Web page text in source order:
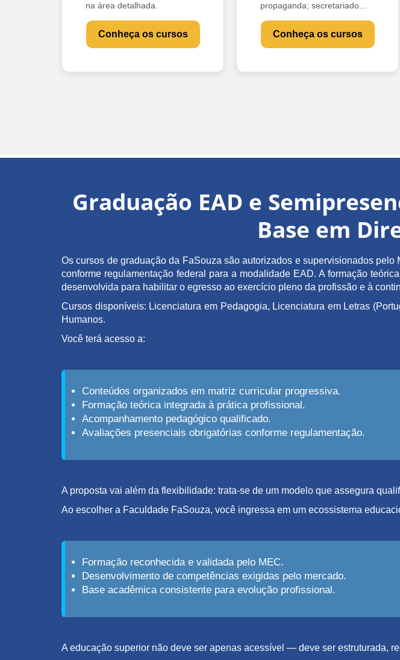
na área detalhada.
Conheça os cursos
propaganda; secretariado...
Conheça os cursos
Graduação EAD e
Base em
Os cursos de graduação da FaSouza são autorizados e supervisionados
conforme regulamentação federal para a modalidade EAD. A formação
desenvolvida para habilitar o egresso ao exercício pleno da profissão e à
Cursos disponíveis: Licenciatura em Pedagogia, Licenciatura em Letras
Humanos.
Você terá acesso a:
Conteúdos organizados em matriz curricular progressiva.
Formação teórica integrada à prática profissional.
Acompanhamento pedagógico qualificado.
Avaliações presenciais obrigatórias conforme regulamentação.
A proposta vai além da flexibilidade: trata-se de um modelo que assegura
Ao escolher a Faculdade FaSouza, você ingressa em um ecossistema
Formação reconhecida e validada pelo MEC.
Desenvolvimento de competências exigidas pelo mercado.
Base acadêmica consistente para evolução profissional.
A educação superior não deve ser apenas acessível — deve ser estruturada,